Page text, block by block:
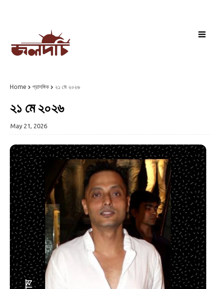
Home প্রাসঙ্গিক ২১ মে ২০২৬
২১ মে ২০২৬
May 21, 2026